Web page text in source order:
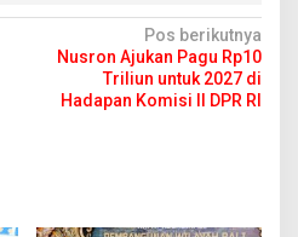
Pos berikutnya
Nusron Ajukan Pagu Rp10
Triliun untuk 2027 di
Hadapan Komisi II DPR RI